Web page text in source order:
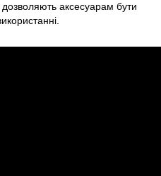
дозволяють аксесуарам бути